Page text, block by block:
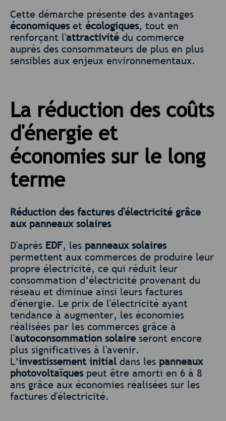
Cette démarche présente des avantages
économiqueset écologiques, tout en
renforçant l'attractivité du commerce
auprès des consommateurs de plus en plus
sensibles aux enjeux environnementaux.
La réduction des coûts
d'énergie et
économies sur le long
terme
Réduction des factures d'électricité grâce
aux panneaux solaires
D'après EDF, les panneaux solaires
permettent aux commerces de produire leur
propre électricité, ce qui réduit leur
consommation d’électricité provenant du
réseau et diminue ainsi leurs factures
d'énergie. Le prix de l'électricité ayant
tendance à augmenter, les économies
réalisées par les commerces grâce à
l'autoconsommation solaire seront encore
plus significatives à l'avenir.
L’investissement initial dans les panneaux
photovoltaïquespeut être amorti en 6 à 8
ans grâce aux économies réalisées sur les
factures d'électricité.